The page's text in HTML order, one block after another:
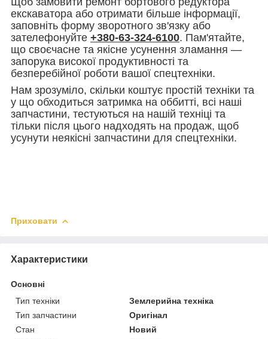
екскаватора або отримати більше інформації,
заповніть форму зворотного зв'язку або
зателефонуйте +380-63-324-6100. Пам'ятайте,
що своєчасне та якісне усунення зламання —
запорука високої продуктивності та
безперебійної роботи вашої спецтехніки.
Нам зрозуміло, скільки коштує простій техніки та
у що обходиться затримка на оббитті, всі наші
запчастини, тестуються на нашій техніці та
тільки після цього надходять на продаж, щоб
усунути неякісні запчастини для спецтехніки.
Приховати
Характеристики
Основні
Тип техніки
Землерийна техніка
Тип запчастини
Оригінал
Стан
Новий